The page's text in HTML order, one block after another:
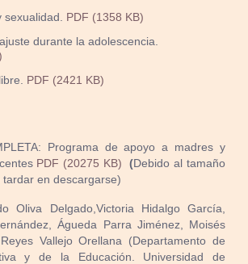
sexualidad.
PDF (1358 KB)
durante la adolescencia.
PDF (2421 KB)
Programa de apoyo a madres y
PDF (20275 KB)(Debido al tamaño
en descargarse)
Oliva Delgado,Victoria Hidalgo García,
Águeda Parra Jiménez, Moisés
Vallejo Orellana (Departamento de
y de la Educación. Universidad de